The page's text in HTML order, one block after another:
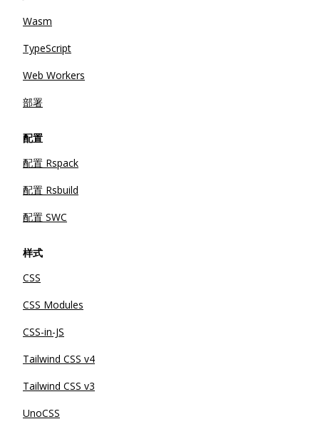
Wasm
TypeScript
Web Workers
部署
配置
配置 Rspack
配置 Rsbuild
配置 SWC
样式
CSS
CSS Modules
CSS-in-JS
Tailwind CSS v4
Tailwind CSS v3
UnoCSS